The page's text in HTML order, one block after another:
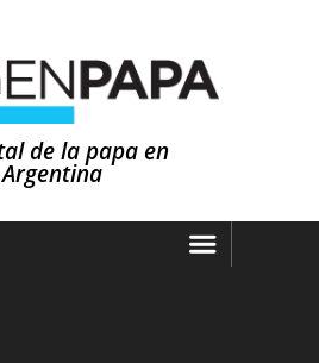
de la papa en
Argentina